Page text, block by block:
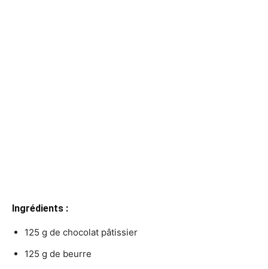
Ingrédients :
125 g de chocolat pâtissier
125 g de beurre